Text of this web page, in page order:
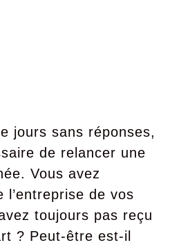
jours sans réponses,
de relancer une
Vous avez
l’entreprise de vos
toujours pas reçu
? Peut-être est-il